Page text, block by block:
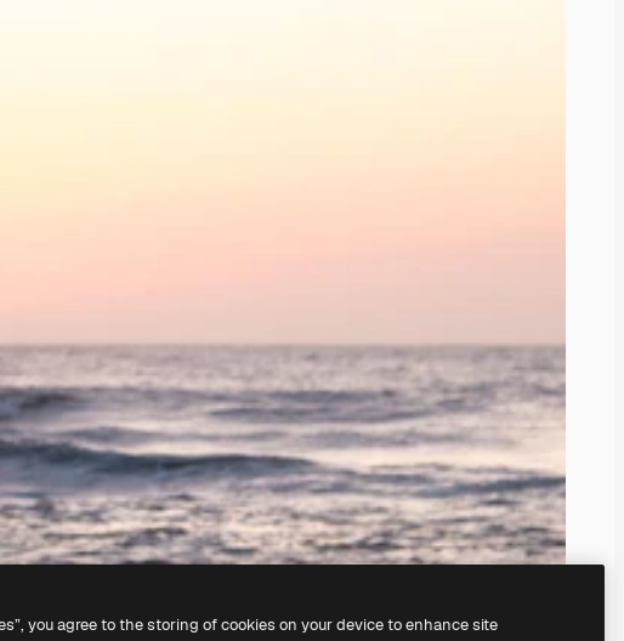
you agree to the storing of cookies on your device to enhance site